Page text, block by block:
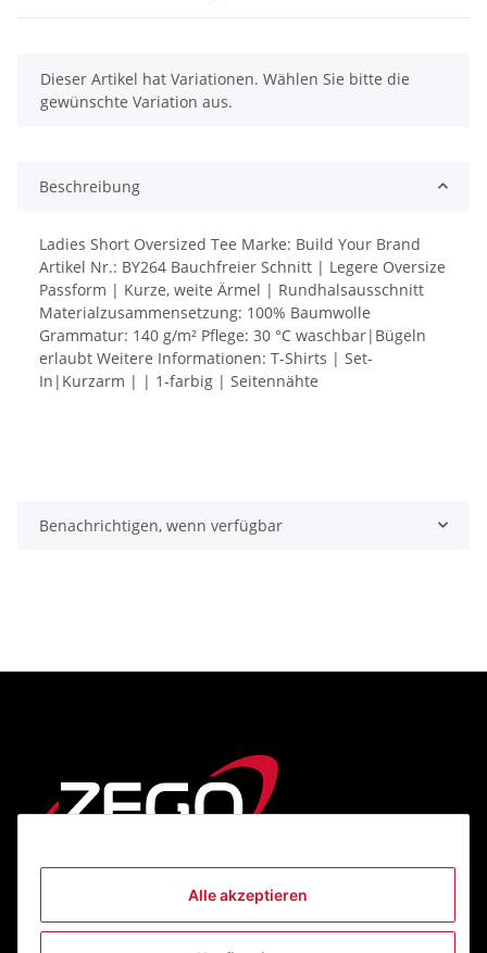
Alle akzeptieren
x
Dieser Artikel hat Variationen. Wählen Sie bitte die
gewünschte Variation aus.
Beschreibung
Ladies Short Oversized Tee Marke: Build Your Brand
Artikel Nr.: BY264 Bauchfreier Schnitt | Legere Oversize
Passform | Kurze, weite Ärmel | Rundhalsausschnitt
Materialzusammensetzung: 100% Baumwolle
Grammatur: 140 g/m² Pflege: 30 °C waschbar|Bügeln
erlaubt Weitere Informationen: T-Shirts | Set-
In|Kurzarm | | 1-farbig | Seitennähte
Benachrichtigen, wenn verfügbar
Informationen